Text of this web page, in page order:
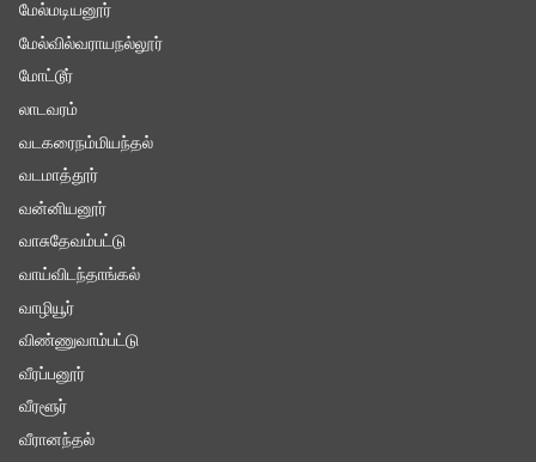
மேல்மடியனூர்
மேல்வில்வராயநல்லூர்
மோட்டூர்
லாடவரம்
வடகரைநம்மியந்தல்
வடமாத்தூர்
வன்னியனூர்
வாசுதேவம்பட்டு
வாய்விடந்தாங்கல்
வாழியூர்
விண்ணுவாம்பட்டு
வீரப்பனூர்
வீரளூர்
வீரானந்தல்